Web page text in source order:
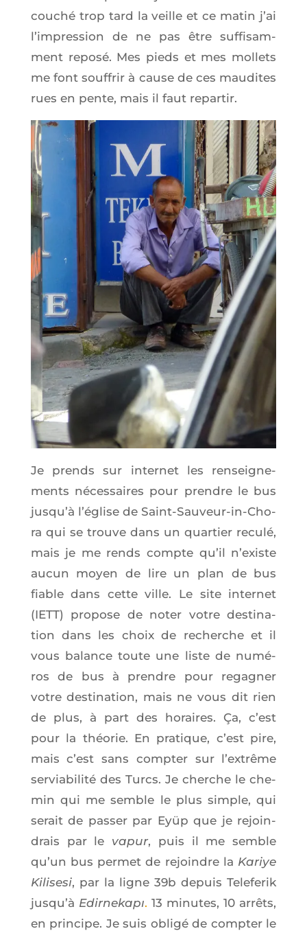
cou­ché trop tard la veille et ce matin j’ai
l’im­pres­sion de ne pas être suf­fi­sam­
ment repo­sé. Mes pieds et mes mol­lets
me font souf­frir à cause de ces mau­dites
rues en pente, mais il faut repartir.
Je prends sur inter­net les ren­sei­gne­
ments néces­saires pour prendre le bus
jus­qu’à l’é­glise de Saint-Sau­veur-in-Cho­
ra qui se trouve dans un quar­tier recu­lé,
mais je me rends compte qu’il n’existe
aucun moyen de lire un plan de bus
fiable dans cette ville. Le site inter­net
(IETT) pro­pose de noter votre des­ti­na­
tion dans les choix de recherche et il
vous balance toute une liste de numé­
ros de bus à prendre pour rega­gner
votre des­ti­na­tion, mais ne vous dit rien
de plus, à part des horaires. Ça, c’est
pour la théo­rie. En pra­tique, c’est pire,
mais c’est sans comp­ter sur l’ex­trême
ser­via­bi­li­té des Turcs. Je cherche le che­
min qui me semble le plus simple, qui
serait de pas­ser par Eyüp que je rejoin­
drais par le vapur, puis il me semble
qu’un bus per­met de rejoindre la Kariye
Kili­se­si, par la ligne 39b depuis Tele­fe­rik
jus­qu’à Edir­ne­kapı. 13 minutes, 10 arrêts,
en prin­cipe. Je suis obli­gé de comp­ter le